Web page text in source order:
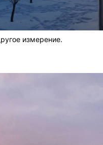
измерение.